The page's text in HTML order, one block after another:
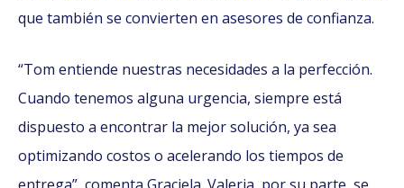
que también se convierten en asesores de confianza.
“Tom entiende nuestras necesidades a la perfección.
Cuando tenemos alguna urgencia, siempre está
dispuesto a encontrar la mejor solución, ya sea
optimizando costos o acelerando los tiempos de